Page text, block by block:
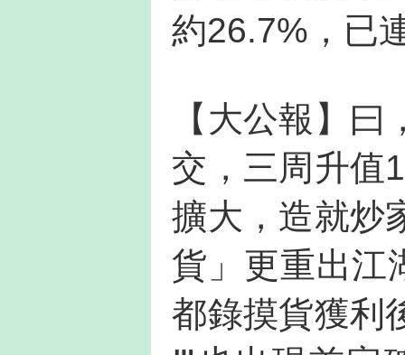
約26.7%，已
【大公報】
交，三周升值
擴大，造就炒
貨」更重出江
都錄摸貨獲利